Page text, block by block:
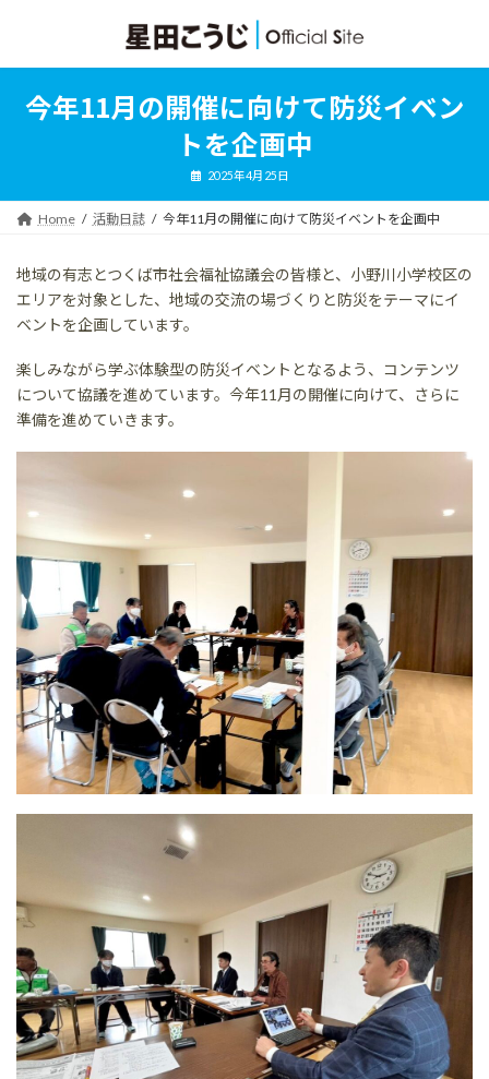
ン
ー
今年11月の開催に向けて防災イベン
トを企画中
2025年4月25日
Home 活動日誌 今年11月の開催に向けて防災イベントを企画中
地域の有志とつくば市社会福祉協議会の皆様と、小野川小学校区の
エリアを対象とした、地域の交流の場づくりと防災をテーマにイ
ベントを企画しています。
楽しみながら学ぶ体験型の防災イベントとなるよう、コンテンツ
について協議を進めています。今年11月の開催に向けて、さらに
準備を進めていきます。